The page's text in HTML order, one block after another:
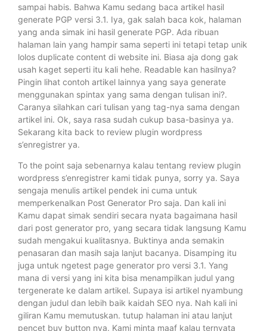
sampai habis. Bahwa Kamu sedang baca artikel hasil
generate PGP versi 3.1. Iya, gak salah baca kok, halaman
yang anda simak ini hasil generate PGP. Ada ribuan
halaman lain yang hampir sama seperti ini tetapi tetap unik
lolos duplicate content di website ini. Biasa aja dong gak
usah kaget seperti itu kali hehe. Readable kan hasilnya?
Pingin lihat contoh artikel lainnya yang saya generate
menggunakan spintax yang sama dengan tulisan ini?.
Caranya silahkan cari tulisan yang tag-nya sama dengan
artikel ini. Ok, saya rasa sudah cukup basa-basinya ya.
Sekarang kita back to review plugin wordpress
s’enregistrer ya.
To the point saja sebenarnya kalau tentang review plugin
wordpress s’enregistrer kami tidak punya, sorry ya. Saya
sengaja menulis artikel pendek ini cuma untuk
memperkenalkan Post Generator Pro saja. Dan kali ini
Kamu dapat simak sendiri secara nyata bagaimana hasil
dari post generator pro, yang secara tidak langsung Kamu
sudah mengakui kualitasnya. Buktinya anda semakin
penasaran dan masih saja lanjut bacanya. Disamping itu
juga untuk ngetest page generator pro versi 3.1. Yang
mana di versi yang ini kita bisa menampilkan judul yang
tergenerate ke dalam artikel. Supaya isi artikel nyambung
dengan judul dan lebih baik kaidah SEO nya. Nah kali ini
giliran Kamu memutuskan. tutup halaman ini atau lanjut
pencet buy button nya. Kami minta maaf kalau ternyata